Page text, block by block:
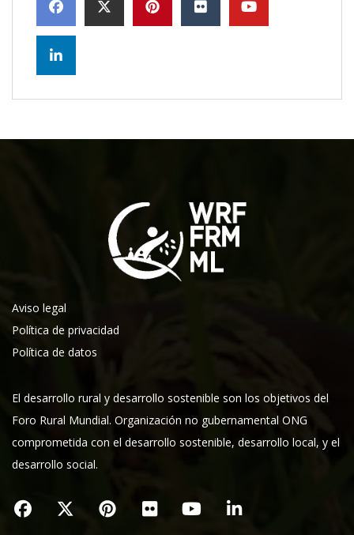
Aviso legal
Política de privacidad
Política de datos
El desarrollo rural y desarrollo sostenible son los objetivos del
Foro Rural Mundial. Organización no gubernamental ONG
comprometida con el desarrollo sostenible, desarrollo local, y el
desarrollo social.